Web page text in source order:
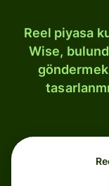
Reel piyasa
Wise,